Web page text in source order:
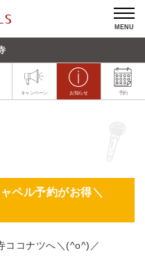
MENU
キャンペーン お知らせ 予約
ペル予約がお得＼
ココナツへ＼(^o^)／